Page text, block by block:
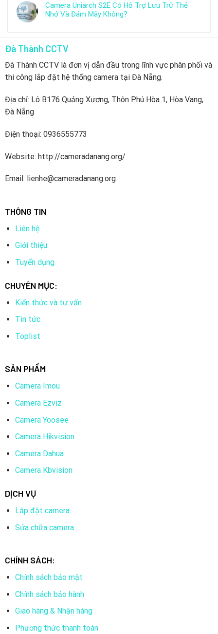
Camera Uniarch S2E Có Hỗ Trợ Lưu Trữ Thẻ
Nhớ Và Đám Mây Không?
Đà Thành CCTV
Đà Thành CCTV là đơn vị dẫn đầu trong lĩnh vực phân phối và
thi công lắp đặt hệ thống camera tại Đà Nẵng.
Địa chỉ: Lô B176 Quảng Xương, Thôn Phú Hòa 1, Hòa Vang,
Đà Nẵng
Điện thoại: 0936555773
Website: http://cameradanang.org/
Email: lienhe@cameradanang.org
THÔNG TIN
Liên hệ
Giới thiệu
Tuyển dụng
CHUYÊN MỤC:
Kiến thức và tư vấn
Tin tức
Toplist
SẢN PHẨM
Camera Imou
Camera Ezviz
Camera Yoosee
Camera Hikvision
Camera Dahua
Camera Kbvision
DỊCH VỤ
Lắp đặt camera
Sửa chữa camera
CHÍNH SÁCH:
Chính sách bảo mật
Chính sách bảo hành
Giao hàng & Nhận hàng
Phương thức thanh toán